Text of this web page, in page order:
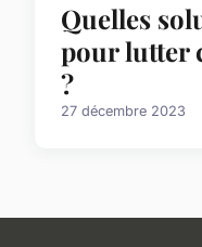
Quelles
pour lutter
?
27 décembre 2023